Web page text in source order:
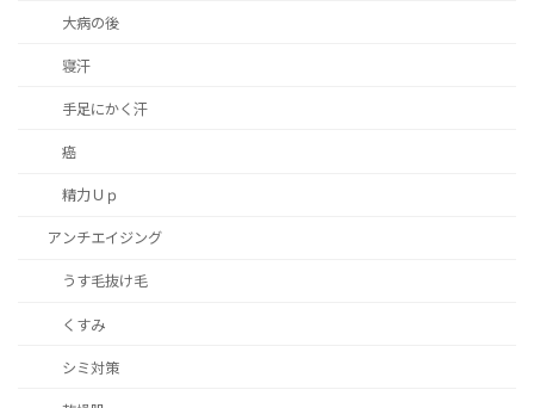
大病の後
寝汗
手足にかく汗
癌
精力Ｕｐ
アンチエイジング
うす毛抜け毛
くすみ
シミ対策